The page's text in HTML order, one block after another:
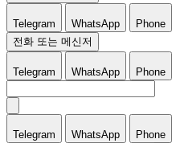
Telegram WhatsApp
Phone
전화 또는 메신저
Telegram WhatsApp Phone
Telegram WhatsApp Phone